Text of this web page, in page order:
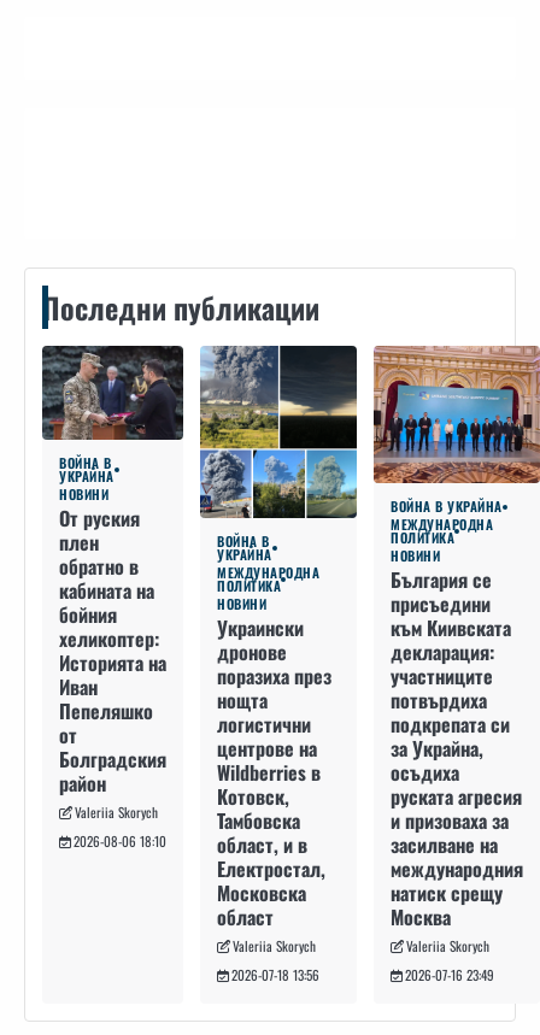
Последни публикации
ВОЙНА В
УКРАЙНА
НОВИНИ
От руския
плен
обратно в
кабината на
бойния
хеликоптер:
Историята на
Иван
Пепеляшко
от
Болградския
район
Valeriia Skorych
2026-08-06 18:10
ВОЙНА В
УКРАЙНА
МЕЖДУНАРОДНА
ПОЛИТИКА
НОВИНИ
Украински
дронове
поразиха през
нощта
логистични
центрове на
Wildberries в
Котовск,
Тамбовска
област, и в
Електростал,
Московска
област
Valeriia Skorych
2026-07-18 13:56
ВОЙНА В УКРАЙНА
МЕЖДУНАРОДНА
ПОЛИТИКА
НОВИНИ
България се
присъедини
към Киивската
декларация:
участниците
потвърдиха
подкрепата си
за Украйна,
осъдиха
руската агресия
и призоваха за
засилване на
международния
натиск срещу
Москва
Valeriia Skorych
2026-07-16 23:49